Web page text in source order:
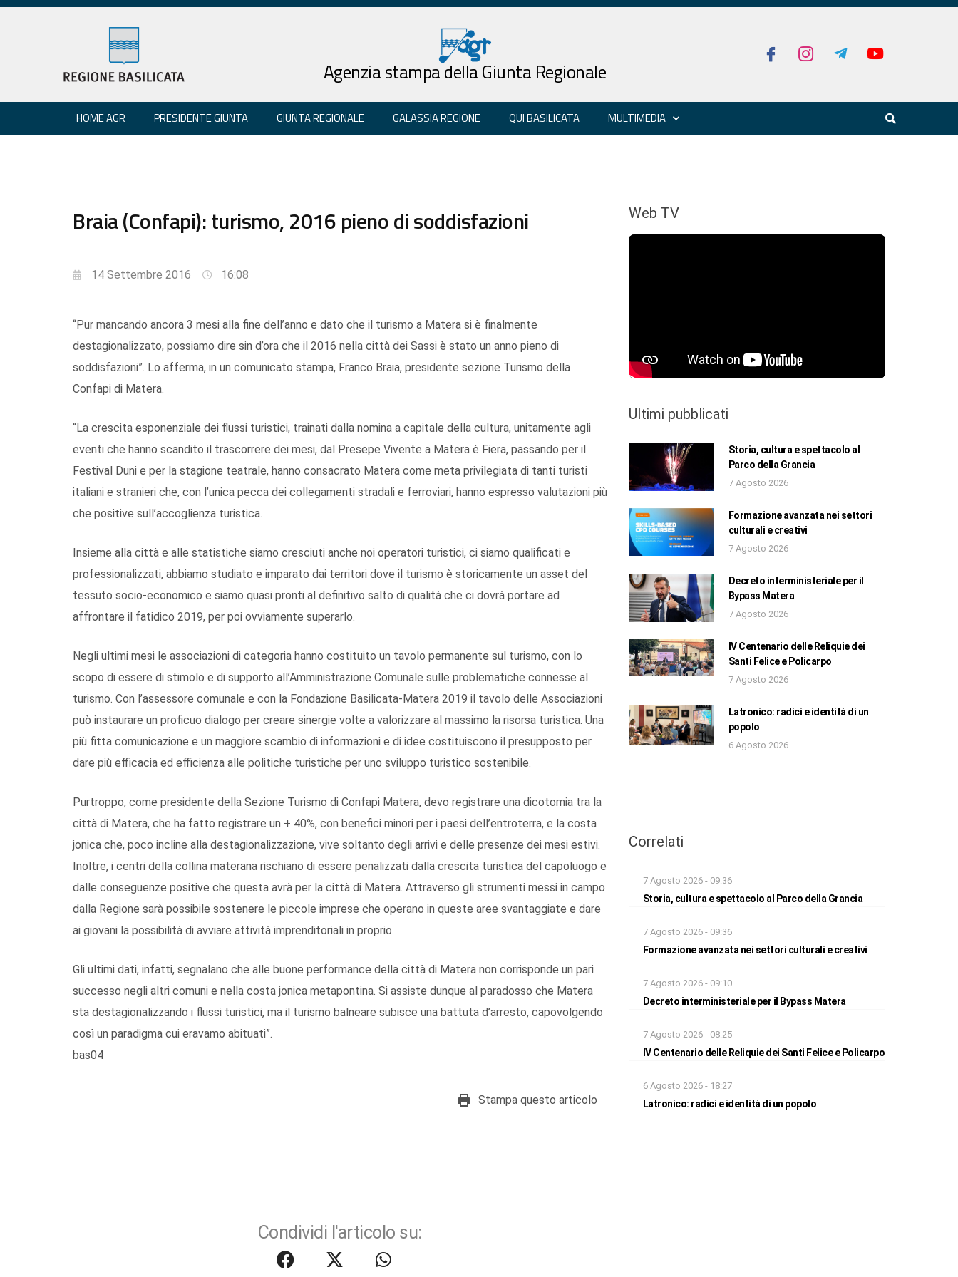
Agenzia stampa della Giunta Regionale
HOME AGR PRESIDENTE GIUNTA GIUNTA REGIONALE GALASSIA REGIONE QUI BASILICATA MULTIMEDIA
Braia (Confapi): turismo, 2016 pieno di soddisfazioni
14 Settembre 2016 16:08
“Pur mancando ancora 3 mesi alla fine dell’anno e dato che il turismo a Matera si è finalmente
destagionalizzato, possiamo dire sin d’ora che il 2016 nella città dei Sassi è stato un anno pieno di
soddisfazioni”. Lo afferma, in un comunicato stampa, Franco Braia, presidente sezione Turismo della
Confapi di Matera.
“La crescita esponenziale dei flussi turistici, trainati dalla nomina a capitale della cultura, unitamente agli
eventi che hanno scandito il trascorrere dei mesi, dal Presepe Vivente a Matera è Fiera, passando per il
Festival Duni e per la stagione teatrale, hanno consacrato Matera come meta privilegiata di tanti turisti
italiani e stranieri che, con l’unica pecca dei collegamenti stradali e ferroviari, hanno espresso valutazioni più
che positive sull’accoglienza turistica.
Insieme alla città e alle statistiche siamo cresciuti anche noi operatori turistici, ci siamo qualificati e
professionalizzati, abbiamo studiato e imparato dai territori dove il turismo è storicamente un asset del
tessuto socio-economico e siamo quasi pronti al definitivo salto di qualità che ci dovrà portare ad
affrontare il fatidico 2019, per poi ovviamente superarlo.
Negli ultimi mesi le associazioni di categoria hanno costituito un tavolo permanente sul turismo, con lo
scopo di essere di stimolo e di supporto all’Amministrazione Comunale sulle problematiche connesse al
turismo. Con l’assessore comunale e con la Fondazione Basilicata-Matera 2019 il tavolo delle Associazioni
può instaurare un proficuo dialogo per creare sinergie volte a valorizzare al massimo la risorsa turistica. Una
più fitta comunicazione e un maggiore scambio di informazioni e di idee costituiscono il presupposto per
dare più efficacia ed efficienza alle politiche turistiche per uno sviluppo turistico sostenibile.
Purtroppo, come presidente della Sezione Turismo di Confapi Matera, devo registrare una dicotomia tra la
città di Matera, che ha fatto registrare un + 40%, con benefici minori per i paesi dell’entroterra, e la costa
jonica che, poco incline alla destagionalizzazione, vive soltanto degli arrivi e delle presenze dei mesi estivi.
Inoltre, i centri della collina materana rischiano di essere penalizzati dalla crescita turistica del capoluogo e
dalle conseguenze positive che questa avrà per la città di Matera. Attraverso gli strumenti messi in campo
dalla Regione sarà possibile sostenere le piccole imprese che operano in queste aree svantaggiate e dare
ai giovani la possibilità di avviare attività imprenditoriali in proprio.
Gli ultimi dati, infatti, segnalano che alle buone performance della città di Matera non corrisponde un pari
successo negli altri comuni e nella costa jonica metapontina. Si assiste dunque al paradosso che Matera
sta destagionalizzando i flussi turistici, ma il turismo balneare subisce una battuta d’arresto, capovolgendo
così un paradigma cui eravamo abituati”.
bas04
Stampa questo articolo
Condividi l'articolo su:
Web TV
Ultimi pubblicati
Storia, cultura e spettacolo al
Parco della Grancia
7 Agosto 2026
Formazione avanzata nei settori
culturali e creativi
7 Agosto 2026
Decreto interministeriale per il
Bypass Matera
7 Agosto 2026
IV Centenario delle Reliquie dei
Santi Felice e Policarpo
7 Agosto 2026
Latronico: radici e identità di un
popolo
6 Agosto 2026
Correlati
7 Agosto 2026 - 09:36
Storia, cultura e spettacolo al Parco della Grancia
7 Agosto 2026 - 09:36
Formazione avanzata nei settori culturali e creativi
7 Agosto 2026 - 09:10
Decreto interministeriale per il Bypass Matera
7 Agosto 2026 - 08:25
IV Centenario delle Reliquie dei Santi Felice e Policarpo
6 Agosto 2026 - 18:27
Latronico: radici e identità di un popolo